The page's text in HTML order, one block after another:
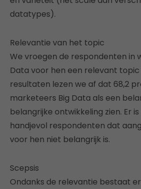
datatypes).
Relevantie van het topic
We vroegen de respondenten in
Data voor hen een relevant topic
resultaten lezen we af dat 68,2
marketeers Big Data als een
belangrijke ontwikkeling zien. Er
handjevol respondenten dat
voor hen niet belangrijk is.
Scepsis
Ondanks de relevantie bestaat